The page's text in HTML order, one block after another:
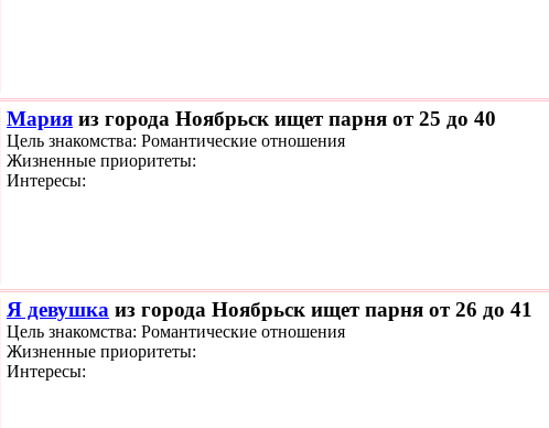
Мария из города Ноябрьск ищет парня от 25 до 40
Цель знакомства: Романтические отношения
Жизненные приоритеты:
Интересы:
Я девушка из города Ноябрьск ищет парня от 26 до 41
Цель знакомства: Романтические отношения
Жизненные приоритеты:
Интересы: